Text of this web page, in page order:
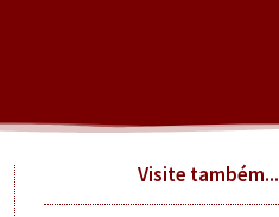
Visite também...